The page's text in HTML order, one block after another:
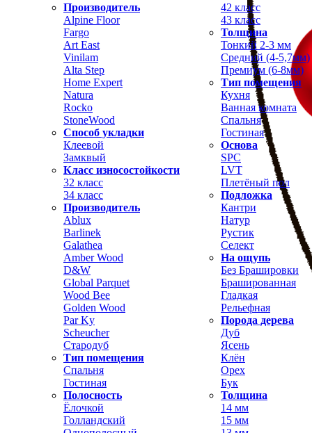
Производитель
Alpine Floor
Fargo
Art East
Vinilam
Alta Step
Home Expert
Natura
Rocko
StoneWood
Способ укладки
Клеевой
Замквый
Класс износостойкости
32 класс
34 класс
42 класс
43 класс
Толщина
Тонкий 2-3 мм
Средний (4-5,7мм)
Премиум (6-8мм)
Тип помещения
Кухня
Ванная комната
Спальня
Гостиная
Основа
SPC
LVT
Плетёный пол
Подложка
Производитель
Ablux
Barlinek
Galathea
Amber Wood
D&W
Global Parquet
Wood Bee
Golden Wood
Par Ky
Scheucher
Стародуб
Тип помещения
Спальня
Гостиная
Полосность
Ёлочкой
Голландский
Кантри
Натур
Рустик
Селект
На ощупь
Без Брашировки
Брашированная
Гладкая
Рельефная
Порода дерева
Дуб
Ясень
Клён
Орех
Бук
Толщина
14 мм
15 мм